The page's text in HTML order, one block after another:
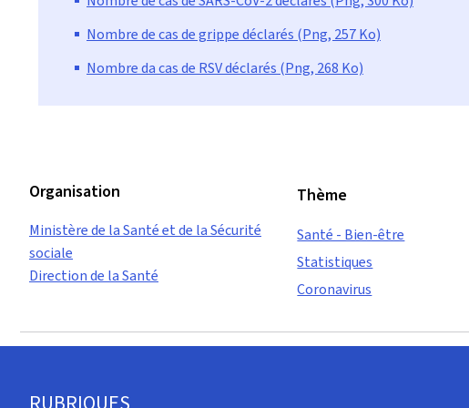
Nombre de cas de grippe déclarés (Png, 257 Ko)
Nombre da cas de RSV déclarés (Png, 268 Ko)
Organisation
Ministère de la Santé et de la Sécurité
sociale
Direction de la Santé
Thème
Santé - Bien-être
Statistiques
Coronavirus